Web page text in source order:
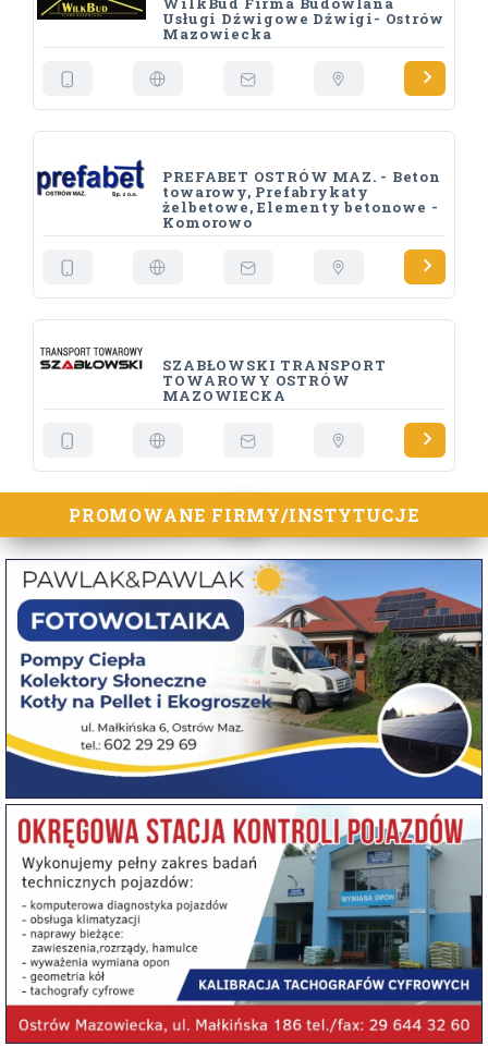
Usługi Dźwigowe Dźwigi- Ostrów
Mazowiecka
PREFABET OSTRÓW MAZ. - Beton
towarowy, Prefabrykaty
żelbetowe, Elementy betonowe -
Komorowo
SZABŁOWSKI TRANSPORT
TOWAROWY OSTRÓW
MAZOWIECKA
PROMOWANE FIRMY/INSTYTUCJE